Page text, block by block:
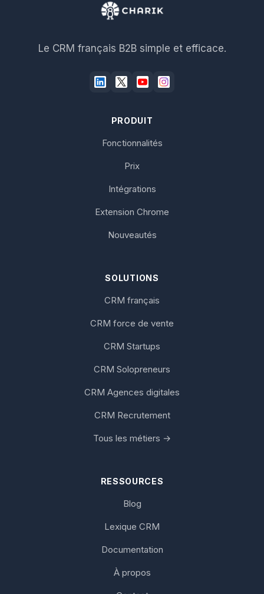
Le CRM français B2B simple et efficace.
PRODUIT
Fonctionnalités
Prix
Intégrations
Extension Chrome
Nouveautés
SOLUTIONS
CRM français
CRM force de vente
CRM Startups
CRM Solopreneurs
CRM Agences digitales
CRM Recrutement
Tous les métiers →
RESSOURCES
Blog
Lexique CRM
Documentation
À propos